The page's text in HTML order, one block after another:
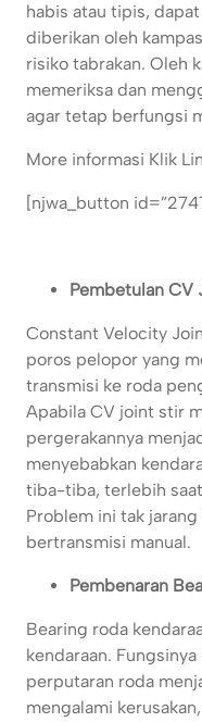
habis atau tipis,
diberikan oleh
risiko tabrakan. Oleh
memeriksa dan
agar tetap berfungsi
More informasi Klik
[njwa_button
Pembetulan CV
Constant Velocity
poros pelopor yang
transmisi ke roda
Apabila CV joint stir
pergerakannya
menyebabkan
tiba-tiba, terlebih
Problem ini tak
bertransmisi manual.
Pembenaran
Bearing roda
kendaraan.
perputaran roda
mengalami